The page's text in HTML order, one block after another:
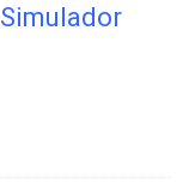
Simulador